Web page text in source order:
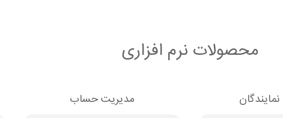
محصولات نرم افزاری
نمایندگان مدیریت حساب